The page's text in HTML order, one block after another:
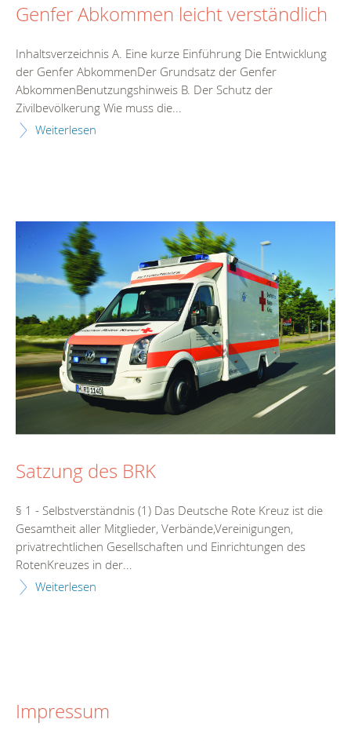
Genfer Abkommen leicht verständlich
Inhaltsverzeichnis A. Eine kurze Einführung Die Entwicklung
der Genfer AbkommenDer Grundsatz der Genfer
AbkommenBenutzungshinweis B. Der Schutz der
Zivilbevölkerung Wie muss die...
Weiterlesen
Satzung des BRK
§ 1 - Selbstverständnis (1) Das Deutsche Rote Kreuz ist die
Gesamtheit aller Mitglieder, Verbände,Vereinigungen,
privatrechtlichen Gesellschaften und Einrichtungen des
RotenKreuzes in der...
Weiterlesen
Impressum